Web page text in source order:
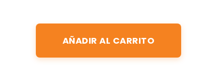
AÑADIR AL CARRITO